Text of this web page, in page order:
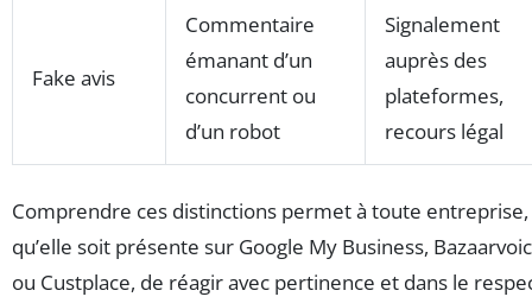
Fake avis
Commentaire
émanant d’un
concurrent ou
d’un robot
Signalement
auprès des
plateformes,
recours légal
Comprendre ces distinctions permet à toute entreprise,
qu’elle soit présente sur Google My Business,
ou Custplace, de réagir avec pertinence et dans le